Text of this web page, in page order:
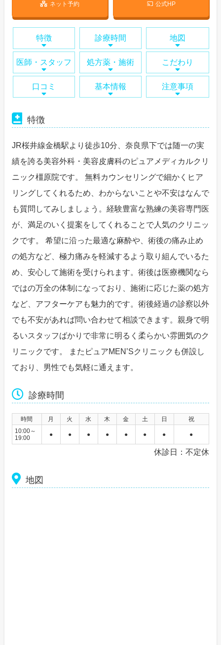
ネット予約 公式HP
特徴 診療時間 地図
医師・スタッフ 処方薬・施術 こだわり
口コミ 基本情報 注意事項
特徴
JR桜井線金橋駅より徒歩10分、奈良県下では随一の実
績を誇る美容外科・美容皮膚科のピュアメディカルクリ
ニック橿原院です。 無料カウンセリングで細かくヒア
リングしてくれるため、わからないことや不安はなんで
も質問してみしましょう。経験豊富な熟練の美容専門医
が、満足のいく提案をしてくれることで人気のクリニッ
クです。 希望に沿った最適な麻酔や、術後の痛み止め
の処方など、極力痛みを軽減するよう取り組んでいるた
め、安心して施術を受けられます。術後は医療機関なら
ではの万全の体制になっており、施術に応じた薬の処方
など、アフターケアも魅力的です。術後経過の診察以外
でも不安があれば問い合わせて相談できます。親身で明
るいスタッフばかりで非常に明るく柔らかい雰囲気のク
リニックです。 またピュアMEN’Sクリニックも併設し
ており、男性でも気軽に通えます。
診療時間
時間 月 火 水 木 金 土 日
祝
10:00～
19:00
● ● ● ● ● ● ● ●
休診日：不定休
地図